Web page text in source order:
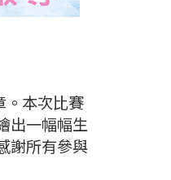
。本次比賽
出一幅幅生
謝所有參與